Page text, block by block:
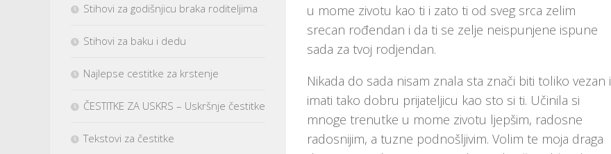
u mome zivotu kao ti i zato ti od sveg srca zelim
srecan rođendan i da ti se zelje neispunjene ispune
sada za tvoj rodjendan.
Nikada do sada nisam znala sta znači biti toliko vezan i
imati tako dobru prijateljicu kao sto si ti. Učinila si
mnoge trenutke u mome zivotu ljepšim, radosne
radosnijim, a tuzne podnošljivim. Volim te moja draga
Stihovi za godišnjicu braka roditeljima
Stihovi za baku i dedu
Najlepse cestitke za krstenje
ČESTITKE ZA USKRS – Uskršnje čestitke
Tekstovi za čestitke